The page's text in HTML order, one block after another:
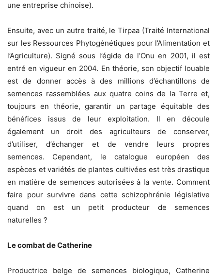
une entreprise chinoise).
Ensuite, avec un autre traité, le Tirpaa (Traité International
sur les Ressources Phytogénétiques pour l’Alimentation et
l’Agriculture). Signé sous l’égide de l’Onu en 2001, il est
entré en vigueur en 2004. En théorie, son objectif louable
est de donner accès à des millions d’échantillons de
semences rassemblées aux quatre coins de la Terre et,
toujours en théorie, garantir un partage équitable des
bénéfices issus de leur exploitation. Il en découle
également un droit des agriculteurs de conserver,
d’utiliser, d’échanger et de vendre leurs propres
semences. Cependant, le catalogue européen des
espèces et variétés de plantes cultivées est très drastique
en matière de semences autorisées à la vente. Comment
faire pour survivre dans cette schizophrénie législative
quand on est un petit producteur de semences
naturelles ?
Le combat de Catherine
Productrice belge de semences biologique, Catherine